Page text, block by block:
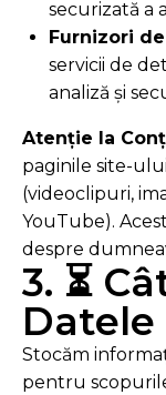
securizată a
Furnizori
servicii de
analiză și
Atenție la
paginile site-
(videoclipuri,
YouTube).
despre
3. ⏳
Datele
Stocăm
pentru